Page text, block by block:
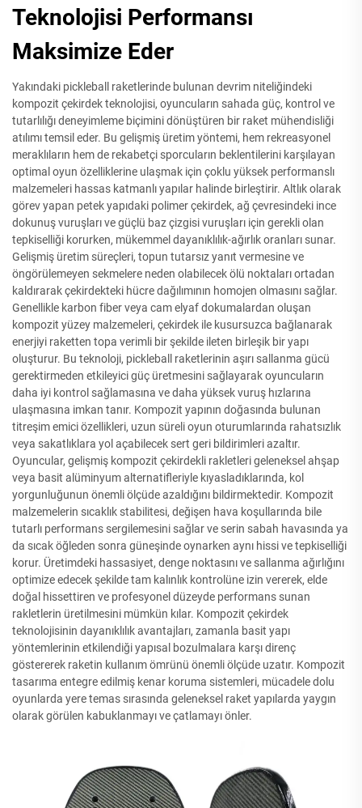
Teknolojisi Performansı
Maksimize Eder
Yakındaki pickleball raketlerinde bulunan devrim niteliğindeki
kompozit çekirdek teknolojisi, oyuncuların sahada güç, kontrol ve
tutarlılığı deneyimleme biçimini dönüştüren bir raket mühendisliği
atılımı temsil eder. Bu gelişmiş üretim yöntemi, hem rekreasyonel
meraklıların hem de rekabetçi sporcuların beklentilerini karşılayan
optimal oyun özelliklerine ulaşmak için çoklu yüksek performanslı
malzemeleri hassas katmanlı yapılar halinde birleştirir. Altlık olarak
görev yapan petek yapıdaki polimer çekirdek, ağ çevresindeki ince
dokunuş vuruşları ve güçlü baz çizgisi vuruşları için gerekli olan
tepkiselliği korurken, mükemmel dayanıklılık-ağırlık oranları sunar.
Gelişmiş üretim süreçleri, topun tutarsız yanıt vermesine ve
öngörülemeyen sekmelere neden olabilecek ölü noktaları ortadan
kaldırarak çekirdekteki hücre dağılımının homojen olmasını sağlar.
Genellikle karbon fiber veya cam elyaf dokumalardan oluşan
kompozit yüzey malzemeleri, çekirdek ile kusursuzca bağlanarak
enerjiyi raketten topa verimli bir şekilde ileten birleşik bir yapı
oluşturur. Bu teknoloji, pickleball raketlerinin aşırı sallanma gücü
gerektirmeden etkileyici güç üretmesini sağlayarak oyuncuların
daha iyi kontrol sağlamasına ve daha yüksek vuruş hızlarına
ulaşmasına imkan tanır. Kompozit yapının doğasında bulunan
titreşim emici özellikleri, uzun süreli oyun oturumlarında rahatsızlık
veya sakatlıklara yol açabilecek sert geri bildirimleri azaltır.
Oyuncular, gelişmiş kompozit çekirdekli rakletleri geleneksel ahşap
veya basit alüminyum alternatifleriyle kıyasladıklarında, kol
yorgunluğunun önemli ölçüde azaldığını bildirmektedir. Kompozit
malzemelerin sıcaklık stabilitesi, değişen hava koşullarında bile
tutarlı performans sergilemesini sağlar ve serin sabah havasında ya
da sıcak öğleden sonra güneşinde oynarken aynı hissi ve tepkiselliği
korur. Üretimdeki hassasiyet, denge noktasını ve sallanma ağırlığını
optimize edecek şekilde tam kalınlık kontrolüne izin vererek, elde
doğal hissettiren ve profesyonel düzeyde performans sunan
rakletlerin üretilmesini mümkün kılar. Kompozit çekirdek
teknolojisinin dayanıklılık avantajları, zamanla basit yapı
yöntemlerinin etkilendiği yapısal bozulmalara karşı direnç
göstererek raketin kullanım ömrünü önemli ölçüde uzatır. Kompozit
tasarıma entegre edilmiş kenar koruma sistemleri, mücadele dolu
oyunlarda yere temas sırasında geleneksel raket yapılarda yaygın
olarak görülen kabuklanmayı ve çatlamayı önler.